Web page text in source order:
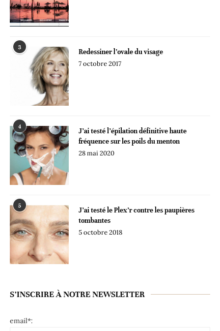
3
Redessiner l’ovale du visage
7 octobre 2017
4
J’ai testé l’épilation définitive haute
fréquence sur les poils du menton
28 mai 2020
5
J’ai testé le Plex’r contre les paupières
tombantes
5 octobre 2018
S’INSCRIRE À NOTRE NEWSLETTER
email*: